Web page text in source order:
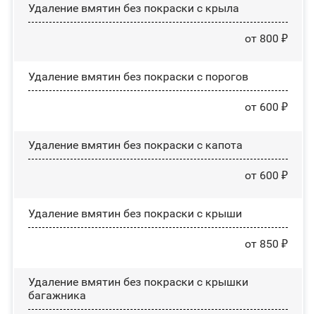
Удаление вмятин без покраски с крыла
от 800 ₽
Удаление вмятин без покраски с порогов
от 600 ₽
Удаление вмятин без покраски с капота
от 600 ₽
Удаление вмятин без покраски с крыши
от 850 ₽
Удаление вмятин без покраски с крышки
багажника